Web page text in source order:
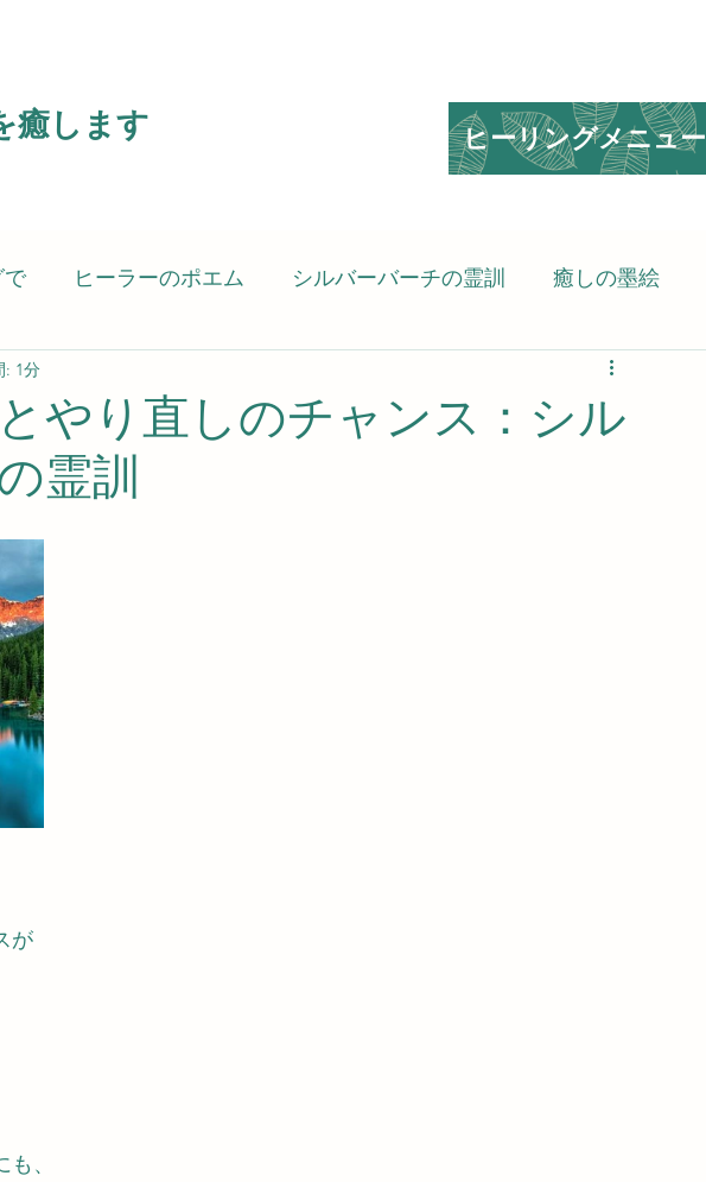
癒します ヒーリングメニュー
で ヒーラーのポエム シルバーバーチの霊訓 癒しの墨絵
ヒーリング）
スピリットヒーラーのSG8（Spiritgift8）です
10分間遠隔スピリットヒーリング
やり直しのチャンス：シル
霊訓
: 1分
が
、